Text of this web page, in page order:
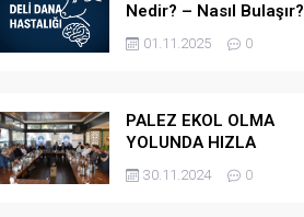
Nedir? – Nasıl Bulaşır?
– Belirtileri Nelerdir? –
Tedavi Yöntemleri
01.11.2025 0
PALEZ EKOL OLMA
YOLUNDA HIZLA
İLERLİYOR
30.11.2024 0